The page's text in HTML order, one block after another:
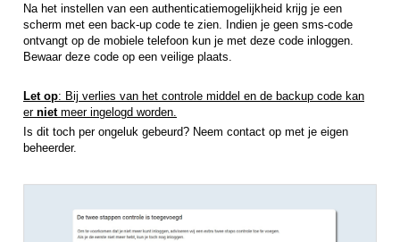
Na het instellen van een authenticatiemogelijkheid krijg je een
scherm met een back-up code te zien. Indien je geen sms-code
ontvangt op de mobiele telefoon kun je met deze code inloggen.
Bewaar deze code op een veilige plaats.
Let op: Bij verlies van het controle middel en de backup code kan
er niet meer ingelogd worden.
Is dit toch per ongeluk gebeurd? Neem contact op met je eigen
beheerder.